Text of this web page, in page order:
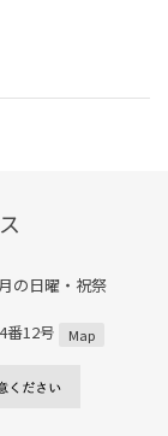
の日曜・祝祭
番12号
Map